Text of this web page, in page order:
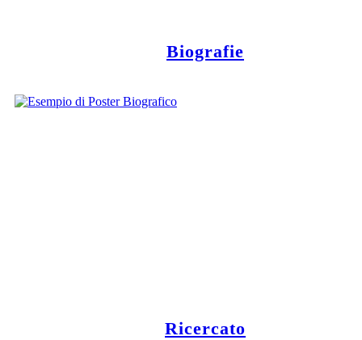
Biografie
Ricercato